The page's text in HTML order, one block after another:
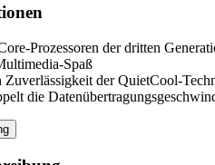
Prozessoren der dritten
Spaß
Zuverlässigkeit der QuietCool-
die